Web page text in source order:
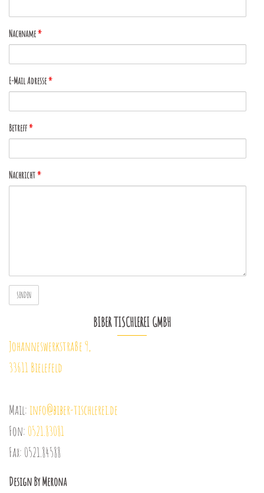
Nachname*
E-Mail Adresse*
Betreff*
Nachricht*
BIBER TISCHLEREI GMBH
Johanneswerkstraße 9,
33611 Bielefeld
Mail:info@biber-tischlerei.de
Fon: 0521.83081
Fax: 0521.84588
Design By Merona